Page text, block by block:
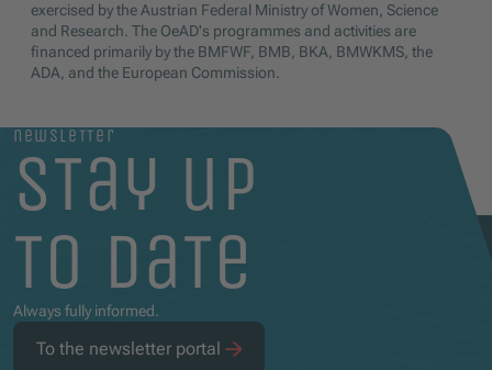
exercised by the Austrian Federal Ministry of Women, Science
and Research. The OeAD's programmes and activities are
financed primarily by the BMFWF, BMB, BKA, BMWKMS, the
ADA, and the European Commission.
newsletter
stay up
to date
Always fully informed.
To the newsletter portal